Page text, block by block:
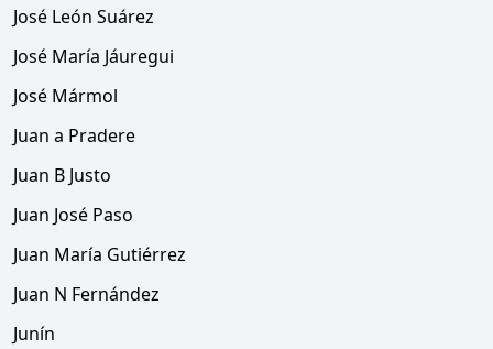
José León Suárez
José María Jáuregui
José Mármol
Juan a Pradere
Juan B Justo
Juan José Paso
Juan María Gutiérrez
Juan N Fernández
Junín